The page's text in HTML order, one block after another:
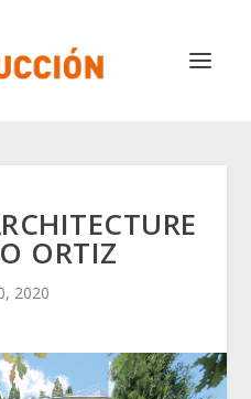
ORTIZ
2020